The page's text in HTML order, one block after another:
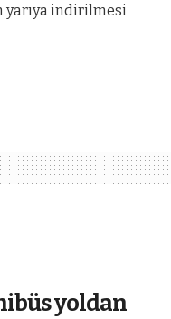
yarıya indirilmesi
yoldan